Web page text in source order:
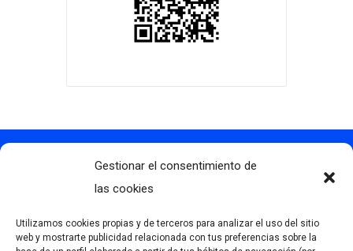
Gestionar el consentimiento de
las cookies
Utilizamos cookies propias y de terceros para analizar el uso del sitio
web y mostrarte publicidad relacionada con tus preferencias sobre la
Contacto
info@clubdegolflascaldas.com
681 163 108